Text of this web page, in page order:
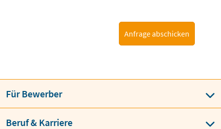
Anfrage abschicken
Für Bewerber
Beruf & Karriere